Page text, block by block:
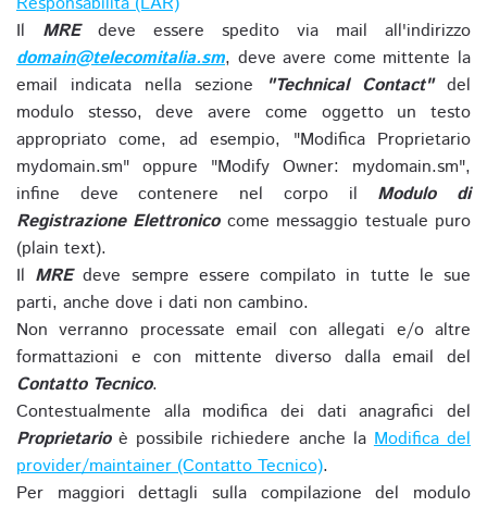
Il MREdeve essere spedito via mail all'indirizzo
domain@telecomitalia.sm, deve avere come mittente la
email indicata nella sezione
"Technical Contact"del
modulo stesso, deve avere come oggetto un testo
appropriato come, ad esempio, "Modifica Proprietario
mydomain.sm" oppure "Modify Owner: mydomain.sm",
infine deve contenere nel corpo il Modulo di
Registrazione Elettronicocome messaggio testuale puro
(plain text).
Il MREdeve sempre essere compilato in tutte le sue
parti, anche dove i dati non cambino.
Non verranno processate email con allegati e/o altre
formattazioni e con mittente diverso dalla email del
Contatto Tecnico.
Contestualmente alla modifica dei dati anagrafici del
Proprietarioè possibile richiedere anche laModifica del
provider/maintainer (Contatto Tecnico).
Per maggiori dettagli sulla compilazione del modulo